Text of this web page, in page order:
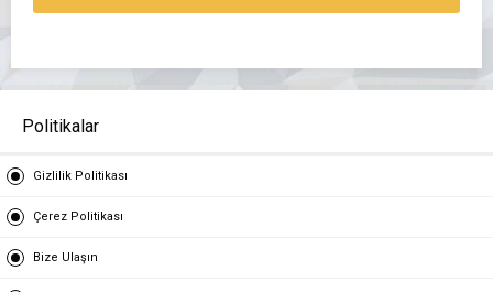
Politikalar
Gizlilik Politikası
Çerez Politikası
Bize Ulaşın